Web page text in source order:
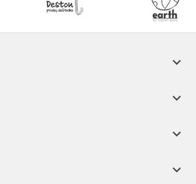



